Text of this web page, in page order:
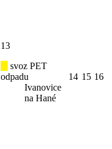
13
svoz PET
odpadu
Ivanovice
na Hané
14 15 16